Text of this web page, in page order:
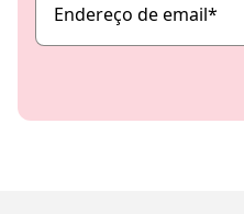
Endereço de email*